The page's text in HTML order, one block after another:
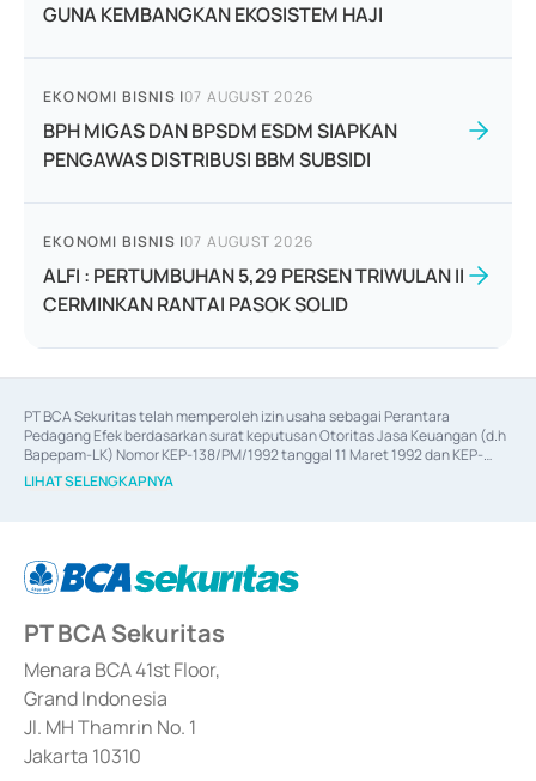
GUNA KEMBANGKAN EKOSISTEM HAJI
EKONOMI BISNIS |07 AUGUST 2026
BPH MIGAS DAN BPSDM ESDM SIAPKAN
PENGAWAS DISTRIBUSI BBM SUBSIDI
EKONOMI BISNIS |07 AUGUST 2026
ALFI : PERTUMBUHAN 5,29 PERSEN TRIWULAN II
CERMINKAN RANTAI PASOK SOLID
PT BCA Sekuritas telah memperoleh izin usaha sebagai Perantara
Pedagang Efek berdasarkan surat keputusan Otoritas Jasa Keuangan (d.h
Bapepam-LK) Nomor KEP-138/PM/1992 tanggal 11 Maret 1992 dan KEP-
06/D.04/2014 tanggal 28 Februari 2014, izin usaha sebagai Penjamin Emisi
Efek berdasarkan surat keputusan Otoritas Jasa Keuangan Nomor KEP-
berdasarkan surat keputusan Otoritas Jasa Keuangan Nomor S-
67/PM.21/2017 tanggal 3 Februari 2017, dan beberapa izin usaha lainnya
Sertifikat Deposito di Pasar Uang yang izinnya diterbitkan pada tahun 2017
dan izin usaha lainnya dari Bank Indonesia sebagai Lembaga Pendukung
Penerbitan, Transaksi, serta Penatausahaan dan Penyelesaian Transaksi
Surat Berharga Komersial yang izinnya diterbitkan pada tahun 2018.
LIHAT SELENGKAPNYA
PT BCA Sekuritas
Menara BCA 41st Floor,
Grand Indonesia
Jl. MH Thamrin No. 1
Jakarta 10310